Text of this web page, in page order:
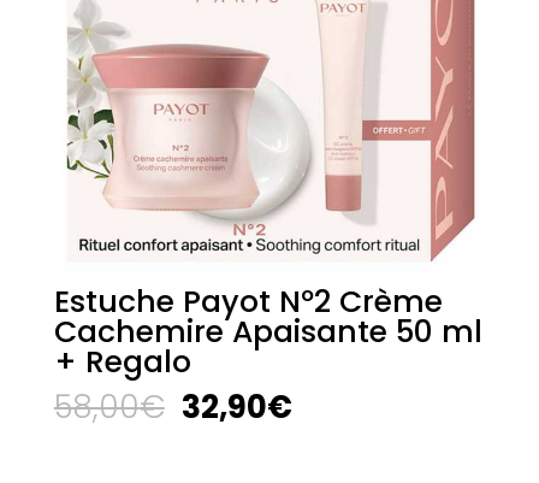
Estuche Payot Nº2 Crème
Cachemire Apaisante 50 ml
+ Regalo
58,00€ El
precio
32,90€El